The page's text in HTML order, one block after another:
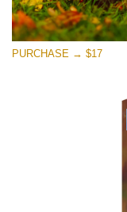
PURCHASE → $17